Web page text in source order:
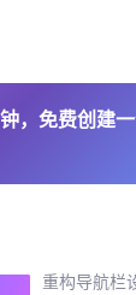
，免费创建
重构导航栏